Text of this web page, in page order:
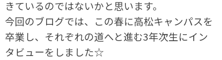
きているのではないかと思います。
今回のブログでは、この春に高松キャンパスを
卒業し、それぞれの道へと進む3年次生にイン
タビューをしました☆